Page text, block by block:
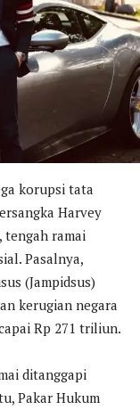
korupsi tata
Harvey
tengah ramai
Pasalnya,
(Jampidsus)
kerugian negara
Rp 271 triliun.
ditanggapi
Pakar Hukum